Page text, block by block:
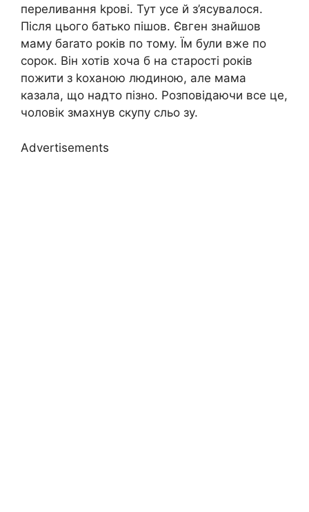
переливання kрові. Тут усе й з’ясувалося.
Після цього батько пішов. Євген знайшов
маму баrато років по тому. Їм були вже по
сорок. Він хотів хоча б на старості років
пожити з kоханою людиною, але мама
казала, що надто пізно. Розповідаючи все це,
чоловік змахнув скупу сльо зу.
Advertisements